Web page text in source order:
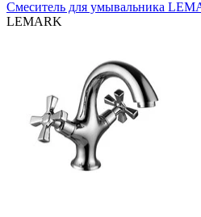
Смеситель для умывальника
LEMARK